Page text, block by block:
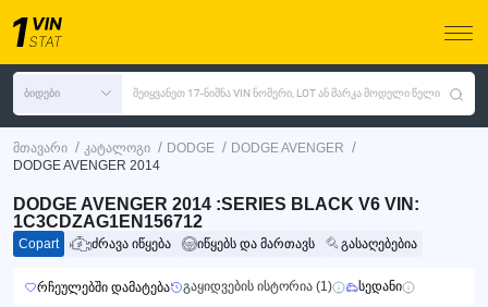
ბიდები შეიყვანეთ 17-ნიშნა VIN ნომერი, LOT ან მარკა მოდელი წელი
მთავარი / კატალოგი / DODGE / DODGE AVENGER /
DODGE AVENGER 2014
DODGE AVENGER 2014 :SERIES BLACK V6 VIN:
1C3CDZAG1EN156712
Copart ძრავა იწყება იწყებს და მართავს გასაღებებია
რჩეულებში დამატება გაყიდვების ისტორია (1) სედანი